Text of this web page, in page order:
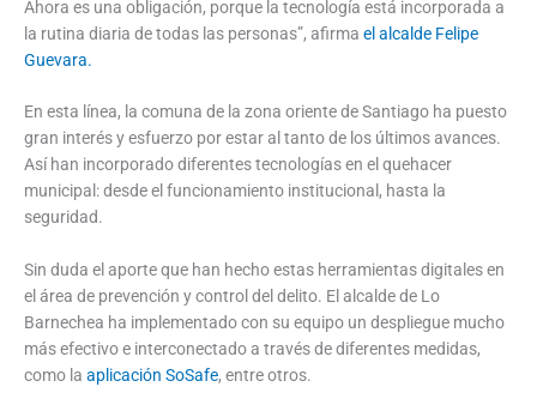
Ahora es una obligación, porque la tecnología está incorporada a
la rutina diaria de todas las personas”, afirma el alcalde Felipe
Guevara.
En esta línea, la comuna de la zona oriente de Santiago ha puesto
gran interés y esfuerzo por estar al tanto de los últimos avances.
Así han incorporado diferentes tecnologías en el quehacer
municipal: desde el funcionamiento institucional, hasta la
seguridad.
Sin duda el aporte que han hecho estas herramientas digitales en
el área de prevención y control del delito. El alcalde de Lo
Barnechea ha implementado con su equipo un despliegue mucho
más efectivo e interconectado a través de diferentes medidas,
como la aplicación SoSafe, entre otros.